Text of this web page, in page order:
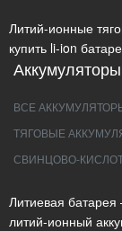
Литий-ионные
купить li-ion
ВСЕ
ТЯГОВЫЕ
СВИНЦОВО-
Литиевая
литий-ионный